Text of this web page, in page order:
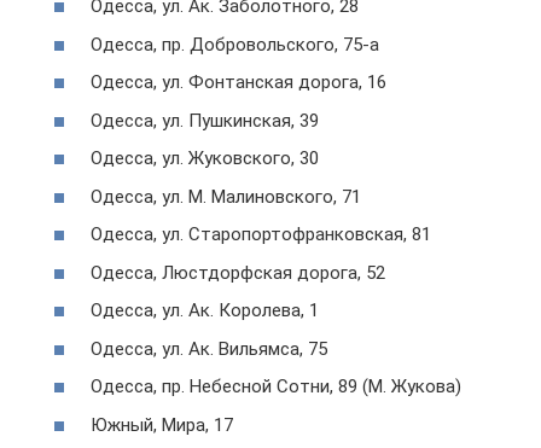
Одесса, ул. Ак. Заболотного, 28
Одесса, пр. Добровольского, 75-а
Одесса, ул. Фонтанская дорога, 16
Одесса, ул. Пушкинская, 39
Одесса, ул. Жуковского, 30
Одесса, ул. М. Малиновского, 71
Одесса, ул. Старопортофранковская, 81
Одесса, Люстдорфская дорога, 52
Одесса, ул. Ак. Королева, 1
Одесса, ул. Ак. Вильямса, 75
Одесса, пр. Небесной Сотни, 89 (М. Жукова)
Южный, Мира, 17